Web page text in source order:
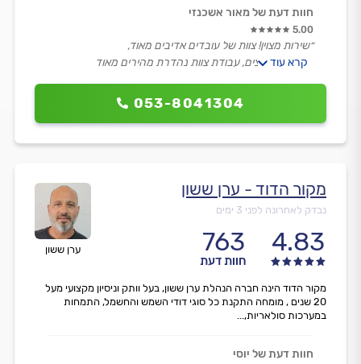
053-8041304
חוות דעת של מאור אשכנזי
5.00
״שירות מצוין! צוות של עובדים אדיבים מאוד,
חייכנים, חרוצים, עבודת צוות נהדרת מהירים מאוד
בדיקות בצורה מעולה, מאוד ממליץ ובהחלט אזמין אותם שוב
קרא עוד
ערן ששון
מקור הדוד - ערן ששון
נבדק לאחרונה לפני 3 ימים
4.83
763
חוות דעת
מקור הדוד הינה חברה הנהלת ערן ששון, בעל וותק וניסיון מקצועי מעל
20 שנים , מומחה התקנת כל סוגי דודי השמש והחשמל, התמחות
במערכות סולאריות,...
חוות דעת של יוסי